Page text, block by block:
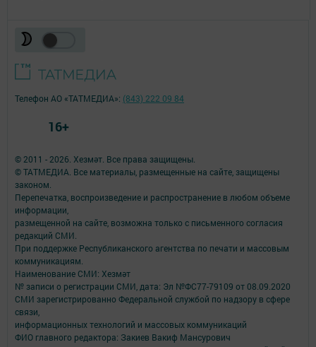
© 2011 - 2026. Хезмәт. Все права защищены.
© ТАТМЕДИА. Все материалы, размещенные на сайте, защищены
законом.
Перепечатка, воспроизведение и распространение в любом объеме
информации,
размещенной на сайте, возможна только с письменного согласия
редакций СМИ.
При поддержке Республиканского агентства по печати и массовым
коммуникациям.
Наименование СМИ: Хезмәт
№ записи о регистрации СМИ, дата: Эл №ФС77-79109 от 08.09.2020
СМИ зарегистрированно Федеральной службой по надзору в сфере
связи,
информационных технологий и массовых коммуникаций
ФИО главного редактора: Закиев Вакиф Мансурович
Телефон АО «ТАТМЕДИА»: (843) 222 09 84
16+